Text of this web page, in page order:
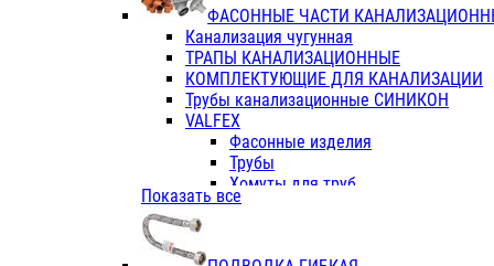
Фитинги с металл. серые
Фитинги ПП (серые)
Фитинги ПП белые
Краны
Фитинги ПП (белые)
Фитинги ПП с металлом белые
ПК КОНТУР
Краны полипропиленовые
Трубы полипропиленивые
TK
VALFEX
ФАСОННЫЕ ЧАСТИ
Канализация чугунная
ТРАПЫ КАНАЛИЗАЦИОННЫЕ
КОМПЛЕКТУЮЩИЕ ДЛЯ КАНАЛИЗАЦИИ
Трубы канализационные СИНИКОН
VALFEX
Фасонные изделия
Трубы
Хомуты для труб
ПВХ (стройполимер)
Показать все